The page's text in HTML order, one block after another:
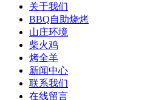
关于我们
BBQ自助烧烤
山庄环境
柴火鸡
烤全羊
新闻中心
联系我们
在线留言